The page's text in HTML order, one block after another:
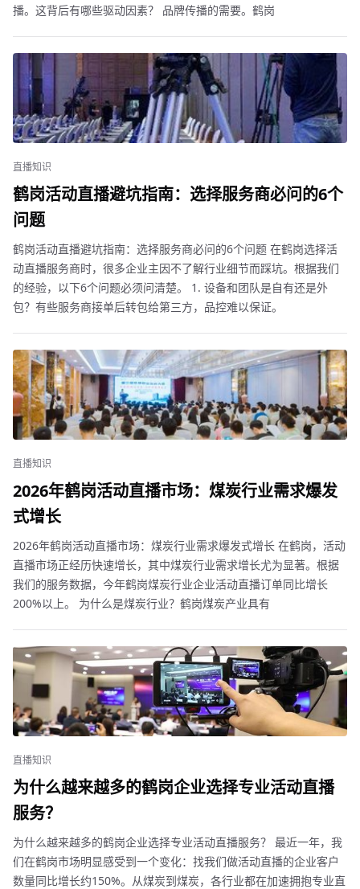
播。这背后有哪些驱动因素？ 品牌传播的需要。鹤岗
直播知识
鹤岗活动直播避坑指南：选择服务商必问的6个
问题
鹤岗活动直播避坑指南：选择服务商必问的6个问题 在鹤岗选择活
动直播服务商时，很多企业主因不了解行业细节而踩坑。根据我们
的经验，以下6个问题必须问清楚。 1. 设备和团队是自有还是外
包？有些服务商接单后转包给第三方，品控难以保证。
直播知识
2026年鹤岗活动直播市场：煤炭行业需求爆发
式增长
2026年鹤岗活动直播市场：煤炭行业需求爆发式增长 在鹤岗，活动
直播市场正经历快速增长，其中煤炭行业需求增长尤为显著。根据
我们的服务数据，今年鹤岗煤炭行业企业活动直播订单同比增长
200%以上。 为什么是煤炭行业？鹤岗煤炭产业具有
直播知识
为什么越来越多的鹤岗企业选择专业活动直播
服务？
为什么越来越多的鹤岗企业选择专业活动直播服务？ 最近一年，我
们在鹤岗市场明显感受到一个变化：找我们做活动直播的企业客户
数量同比增长约150%。从煤炭到煤炭，各行业都在加速拥抱专业直